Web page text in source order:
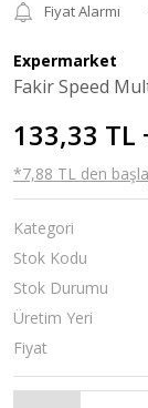
Fiyat Alarmı
Expermarket
Fakir Speed
133,33 TL
*7,88 TL den
Kategori
Stok Kodu
Stok Durumu
Üretim Yeri
Fiyat